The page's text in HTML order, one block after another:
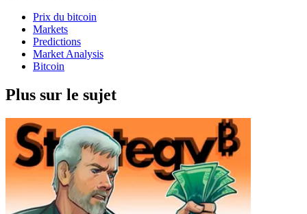
Prix du bitcoin
Markets
Predictions
Market Analysis
Bitcoin
Plus sur le sujet